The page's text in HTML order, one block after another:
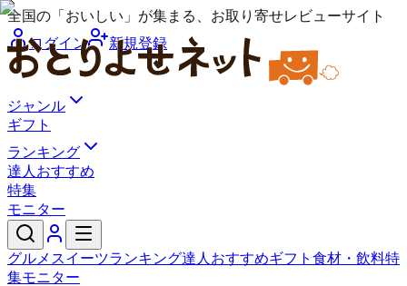
全国の「おいしい」が集まる、お取り寄せレビューサイト
ログイン
新規登録
ジャンル
ギフト
ランキング
達人おすすめ
特集
モニター
グルメ スイーツランキング達人おすすめギフト 食材・飲料特
集モニター